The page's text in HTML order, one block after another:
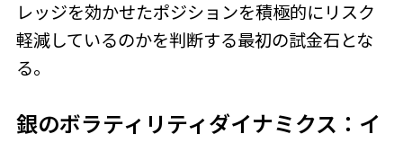
レッジを効かせたポジションを積極的にリスク
軽減しているのかを判断する最初の試金石とな
る。
銀のボラティリティダイナミクス：イ